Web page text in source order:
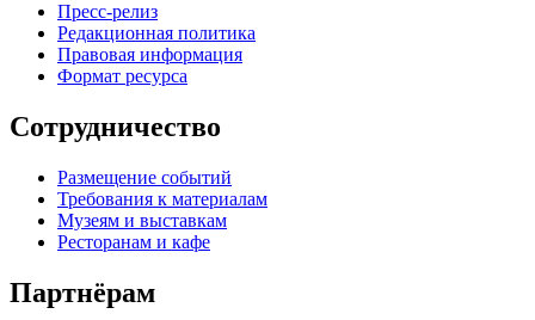
Пресс-релиз
Редакционная политика
Правовая информация
Формат ресурса
Сотрудничество
Размещение событий
Требования к материалам
Музеям и выставкам
Ресторанам и кафе
Партнёрам